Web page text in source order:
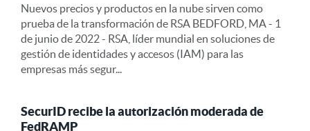
Nuevos precios y productos en la nube sirven como
prueba de la transformación de RSA BEDFORD, MA - 1
de junio de 2022 - RSA, líder mundial en soluciones de
gestión de identidades y accesos (IAM) para las
empresas más segur...
SecurID recibe la autorización moderada de
FedRAMP